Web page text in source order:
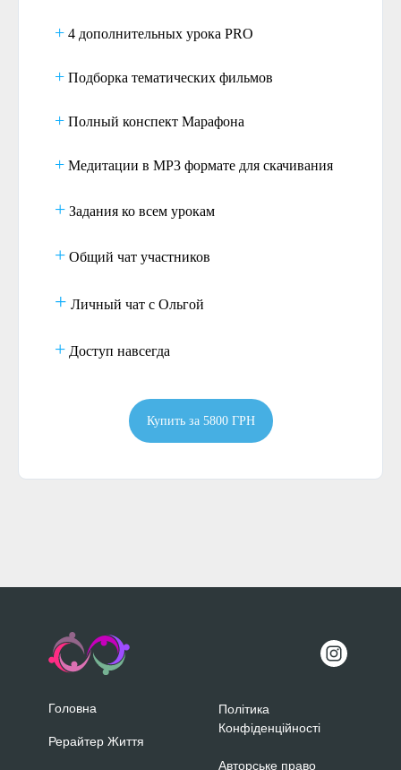
+ 4 дополнительных урока PRO
+ Подборка тематических фильмов
+ Полный конспект Марафона
+ Медитации в МР3 формате для скачивания
+ Задания ко всем урокам
+ Общий чат участников
+ Личный чат с Ольгой
+ Доступ навсегда
Купить за 5800 ГРН
Головна
Політика
Конфіденційності
Рерайтер Життя
Авторське право